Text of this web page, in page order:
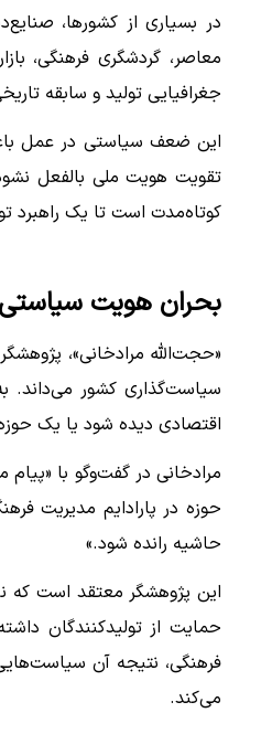
در بسیاری از کشورها،
معاصر، گردشگری فرهنگی،
جغرافیایی تولید و سابقه
این ضعف سیاستی در عمل
تقویت هویت ملی بالفعل
کوتاه‌مدت است تا یک راهبرد
بحران هویت
«حجت‌الله مرادخانی»،
سیاست‌گذاری کشور
اقتصادی دیده شود یا یک
مرادخانی در گفت‌وگو با
حوزه در پارادایم مدیریت
حاشیه رانده شود.»
این پژوهشگر معتقد است که
حمایت از تولیدکنندگان
فرهنگی، نتیجه آن
می‌کند.